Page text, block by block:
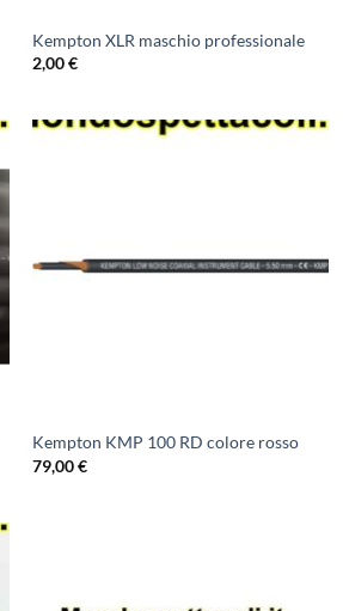
Kempton XLR maschio professionale
2,00€
Kempton KMP 100 RD colore rosso
79,00€